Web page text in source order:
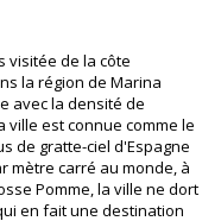
visitée de la côte
la région de Marina
avec la densité de
ville est connue comme le
de gratte-ciel d'Espagne
mètre carré au monde, à
Pomme, la ville ne dort
en fait une destination